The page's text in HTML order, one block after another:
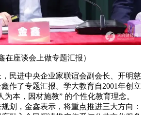
在座谈会上做专题汇报）
民进中央企业家联谊会副会长、开明慈
作了专题汇报。学大教育自2001年创立
为本，因材施教” 的个性化教育理念。
划，金鑫表示，将重点推进三大方向：